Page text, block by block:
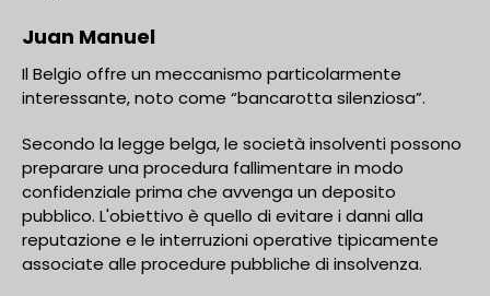
Juan Manuel
Il Belgio offre un meccanismo particolarmente
interessante, noto come “bancarotta silenziosa”.
Secondo la legge belga, le società insolventi possono
preparare una procedura fallimentare in modo
confidenziale prima che avvenga un deposito
pubblico. L'obiettivo è quello di evitare i danni alla
reputazione e le interruzioni operative tipicamente
associate alle procedure pubbliche di insolvenza.